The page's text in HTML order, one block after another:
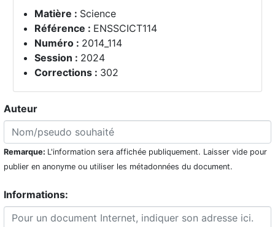
Matière : Science
Référence : ENSSCICT114
Numéro : 2014_114
Session : 2024
Corrections : 302
Auteur
Remarque: L'information sera affichée publiquement. Laisser vide pour
publier en anonyme ou utiliser les métadonnées du document.
Informations: